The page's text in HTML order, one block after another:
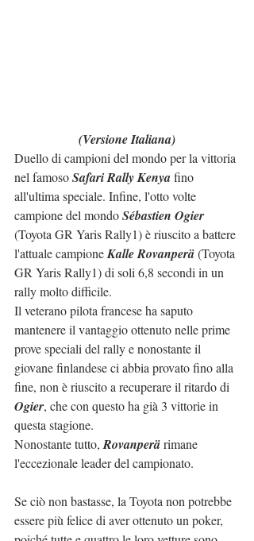
(Versione Italiana)
Duello di campioni del mondo per la vittoria
nel famoso Safari Rally Kenya fino
all'ultima speciale. Infine, l'otto volte
campione del mondo Sébastien Ogier
(Toyota GR Yaris Rally1) è riuscito a battere
l'attuale campione Kalle Rovanperä (Toyota
GR Yaris Rally1) di soli 6,8 secondi in un
rally molto difficile.
Il veterano pilota francese ha saputo
mantenere il vantaggio ottenuto nelle prime
prove speciali del rally e nonostante il
giovane finlandese ci abbia provato fino alla
fine, non è riuscito a recuperare il ritardo di
Ogier, che con questo ha già 3 vittorie in
questa stagione.
Nonostante tutto, Rovanperä rimane
l'eccezionale leader del campionato.
Se ciò non bastasse, la Toyota non potrebbe
essere più felice di aver ottenuto un poker,